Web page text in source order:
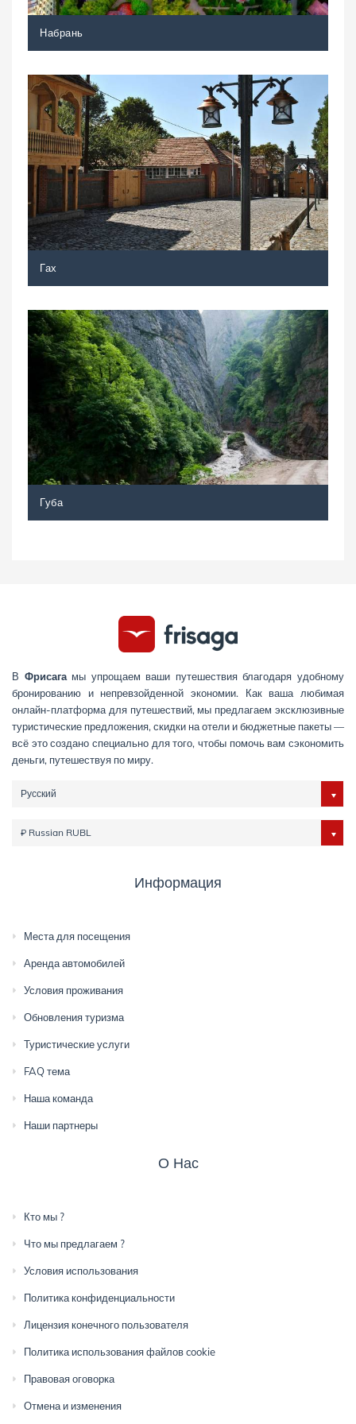
Набрань
Гах
Губа
В Фрисагамы упрощаем ваши путешествия благодаря удобному
бронированию и непревзойденной экономии. Как ваша любимая
онлайн-платформа для путешествий, мы предлагаем эксклюзивные
туристические предложения, скидки на отели и бюджетные пакеты —
всё это создано специально для того, чтобы помочь вам сэкономить
деньги, путешествуя по миру.
Русский
₽ Russian RUBL
Информация
Места для посещения
Аренда автомобилей
Условия проживания
Обновления туризма
Туристические услуги
FAQ тема
Наша команда
Наши партнеры
О Нас
Кто мы ?
Что мы предлагаем ?
Условия использования
Политика конфиденциальности
Лицензия конечного пользователя
Политика использования файлов cookie
Правовая оговорка
Отмена и изменения